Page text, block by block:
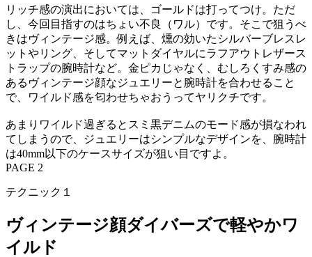
リッチ感の演出においては、ゴールドは打ってつけ。ただ
し、今回目指すのはちょい不良（ワル）です。そこで狙うべ
きはヴィンテージ感。例えば、燻の効いたシルバーブレスレ
ットやリング、そしてマットダイヤルにラフアウトレザース
トラップの腕時計など。金ピカじゃなく、むしろくすみ感の
あるヴィンテージ顔なジュエリーと腕時計を合わせること
で、ワイルド感を匂わせちゃおうってヤリクチです。
あまりワイルド過ぎるとスミ黒デニムのモード感が損なわれ
てしまうので、ジュエリーはシンプルなデザインを、腕時計
は40mm以下のケースサイズが狙い目ですよ。
PAGE 2
テクニック１
ヴィンテージ顔ダイバーズで軽やかワ
イルド